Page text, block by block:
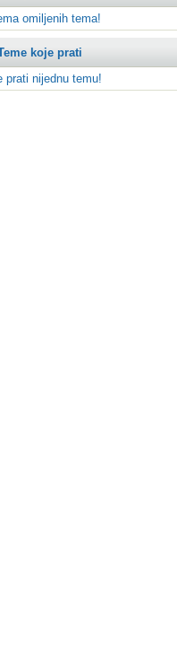
omiljenih tema!
koje prati
prati nijednu temu!